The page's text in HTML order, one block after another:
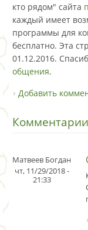
кто рядом" сайта
каждый имеет
программы для
бесплатно. Эта
01.12.2016.
общения.
Добавить
Комментарии
Матвеев Богдан
чт, 11/29/2018 -
21:33